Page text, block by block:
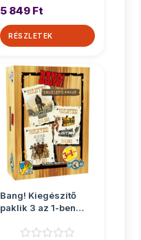
5 849 Ft
RÉSZLETEK
Bang! Kiegészítő
paklik 3 az 1-ben